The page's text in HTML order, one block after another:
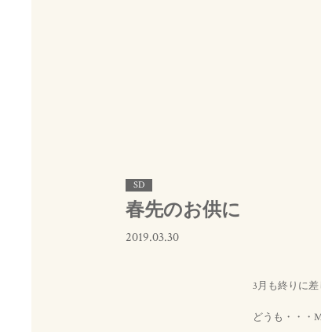
SD
春先のお供に
2019.03.30
3月も終りに
どうも・・・